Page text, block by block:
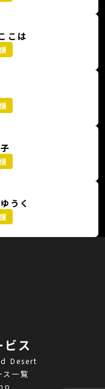
こは
うく
ビス
Desert
ス一覧